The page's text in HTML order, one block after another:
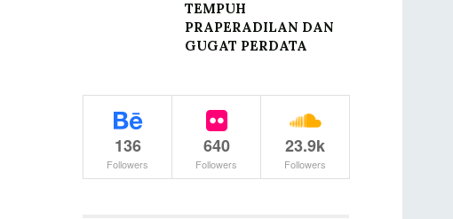
TEMPUH
PRAPERADILAN DAN
GUGAT PERDATA
136
Followers
640
Followers
23.9k
Followers